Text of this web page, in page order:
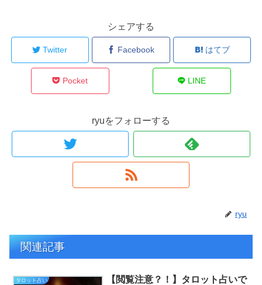
シェアする
Twitter Facebook はてブ
Pocket LINE
ryuをフォローする
ryu
関連記事
タロット占い
【閲覧注意？！】タロット占いで